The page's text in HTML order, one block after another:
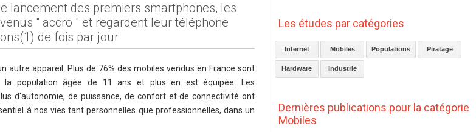
lancement des premiers smartphones, les
" accro " et regardent leur téléphone
de fois par jour
autre appareil. Plus de 76% des mobiles vendus en France sont
la population âgée de 11 ans et plus en est équipée. Les
d'autonomie, de puissance, de confort et de connectivité ont
à nos vies tant personnelles que professionnelles, dans un
Les études par catégories
Internet Mobiles Populations Piratage
Hardware Industrie
Dernières publications pour la catégorie
Mobiles